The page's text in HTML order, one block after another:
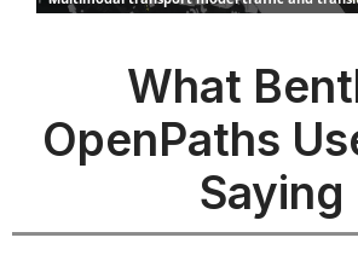
What
OpenPaths
Saying